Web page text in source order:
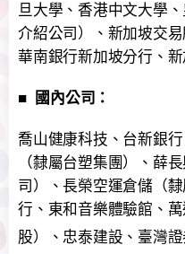
旦大學、香港中文大學
介紹公司）、新加坡交
華南銀行新加坡分行、
■ 國內公司：
喬山健康科技、台新銀
（隸屬台塑集團）、薛
司）、長榮空運倉儲（
行、東和音樂體驗館、
股）、忠泰建設、臺灣